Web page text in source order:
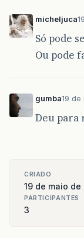
micheljuca
Só pode
Ou pode
gumba19 de
Deu para
CRIADO
19 de maio de
PARTICIPANTES
3